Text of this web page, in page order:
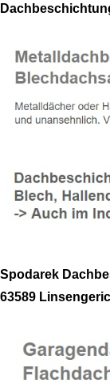
Spodarek
63589